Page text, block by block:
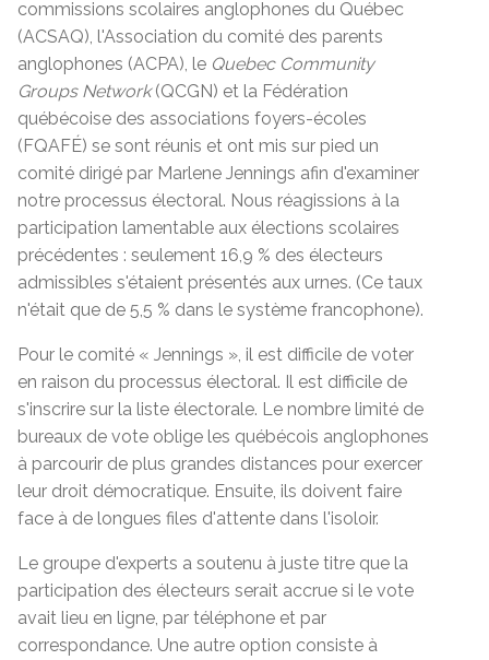
commissions scolaires anglophones du Québec
(ACSAQ), l'Association du comité des parents
anglophones (ACPA), le Quebec Community
Groups Network(QCGN) et la Fédération
québécoise des associations foyers-écoles
(FQAFÉ) se sont réunis et ont mis sur pied un
comité dirigé par Marlene Jennings afin d'examiner
notre processus électoral. Nous réagissions à la
participation lamentable aux élections scolaires
précédentes : seulement 16,9 % des électeurs
admissibles s'étaient présentés aux urnes. (Ce taux
n'était que de 5,5 % dans le système francophone).
Pour le comité « Jennings », il est difficile de voter
en raison du processus électoral. Il est difficile de
s'inscrire sur la liste électorale. Le nombre limité de
bureaux de vote oblige les québécois anglophones
à parcourir de plus grandes distances pour exercer
leur droit démocratique. Ensuite, ils doivent faire
face à de longues files d'attente dans l'isoloir.
Le groupe d'experts a soutenu à juste titre que la
participation des électeurs serait accrue si le vote
avait lieu en ligne, par téléphone et par
correspondance. Une autre option consiste à